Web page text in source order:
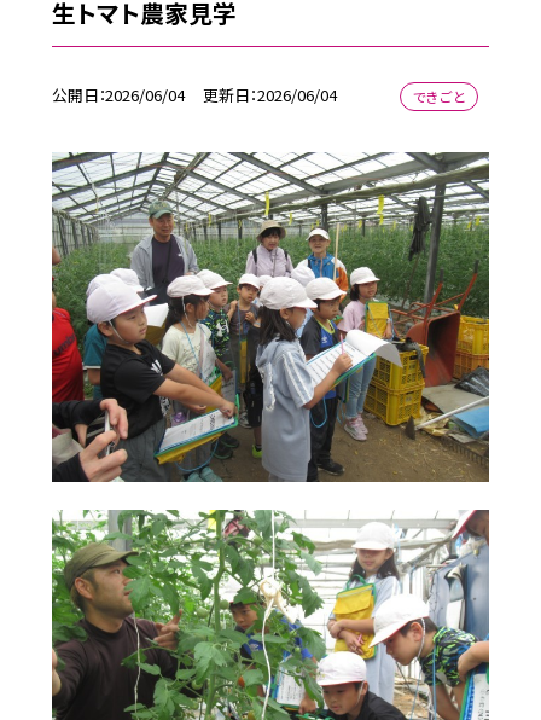
生トマト農家見学
公開日 2026/06/04 更新日 2026/06/04 できごと